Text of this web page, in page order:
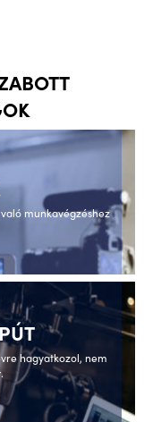
munkavégzéshez
hagyatkozol, nem
.